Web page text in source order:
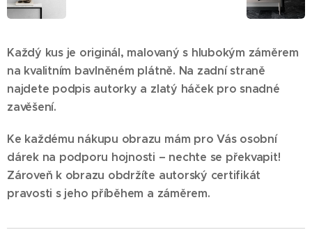
Každý kus je originál, malovaný s hlubokým záměrem
na kvalitním bavlněném plátně. Na zadní straně
najdete podpis autorky a zlatý háček pro snadné
zavěšení.
Ke každému nákupu obrazu mám pro Vás osobní
dárek na podporu hojnosti – nechte se překvapit!
Zároveň k obrazu obdržíte autorský certifikát
pravosti s jeho příběhem a záměrem.